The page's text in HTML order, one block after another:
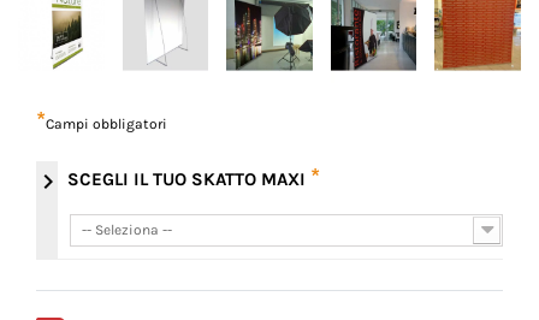
*Campi obbligatori
chevron_right SCEGLI IL TUO SKATTO MAXI *
-- Seleziona --
-- Seleziona --